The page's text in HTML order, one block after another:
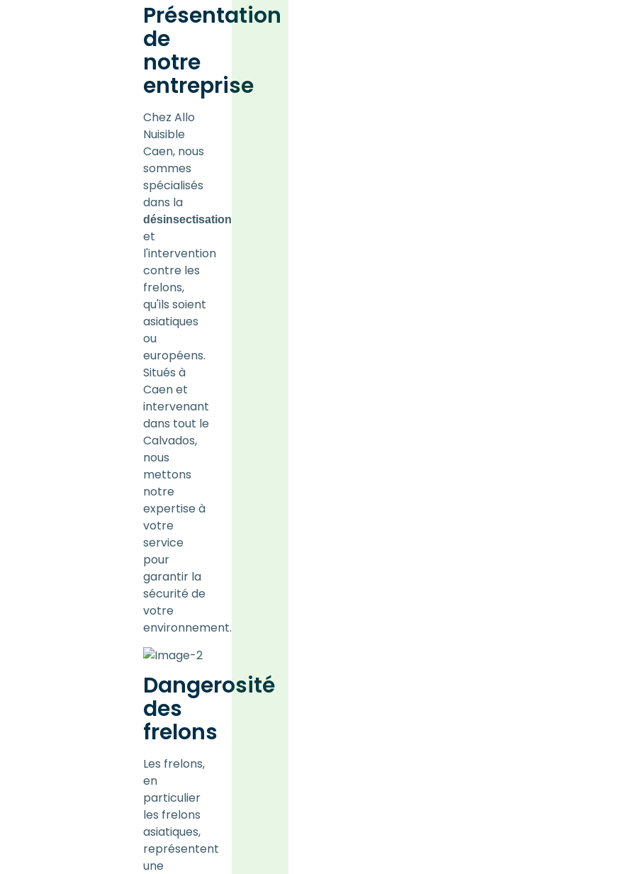
Présentation
de
notre
entreprise
Chez Allo
Nuisible
Caen, nous
sommes
spécialisés
dans la
désinsectisation
et
l'intervention
contre les
frelons,
qu'ils soient
asiatiques
ou
européens.
Situés à
Caen et
intervenant
dans tout le
Calvados,
nous
mettons
notre
expertise à
votre
service
pour
garantir la
sécurité de
votre
environnement.
Dangerosité
des
frelons
Les frelons,
en
particulier
les frelons
asiatiques,
représentent
une